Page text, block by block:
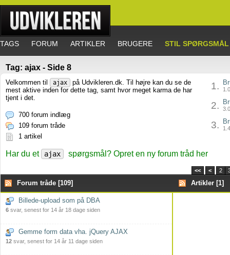
TAGS FORUM ARTIKLER BRUGERE STIL SPØRGSMÅL
Tag: ajax - Side 8
Velkommen til ajax
på Udvikleren.dk. Til højre kan du se de
mest aktive inden for dette tag, samt hvor meget karma de har
tjent i det.
700 forum indlæg
109 forum tråde
1 artikel
1.
2.
3.
Har du et ajax spørgsmål? Opret en ny forum tråd her
<< < 2
Forum tråde [109] Artikler [1]
Billede-upload som på DBA
6 svar, senest for 14 år 18 dage siden
Gemme form data vha. jQuery AJAX
12 svar, senest for 14 år 11 dage siden